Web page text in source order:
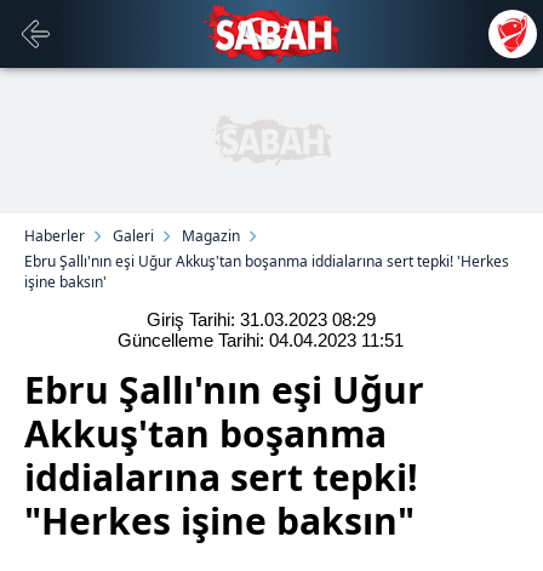
Haberler Galeri
Magazin
Ebru Şallı'nın eşi Uğur Akkuş'tan boşanma iddialarına sert tepki! 'Herkes
işine baksın'
Giriş Tarihi: 31.03.2023 08:29
Güncelleme Tarihi: 04.04.2023 11:51
Ebru Şallı'nın eşi Uğur
Akkuş'tan boşanma
iddialarına sert tepki!
"Herkes işine baksın"